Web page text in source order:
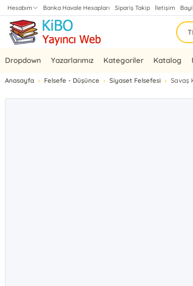
Hesabım Banka Havale Hesapları Sipariş Takip İletişim
Dropdown Yazarlarımız Kategoriler Katalog
Anasayfa Felsefe - Düşünce Siyaset Felsefesi Savaş